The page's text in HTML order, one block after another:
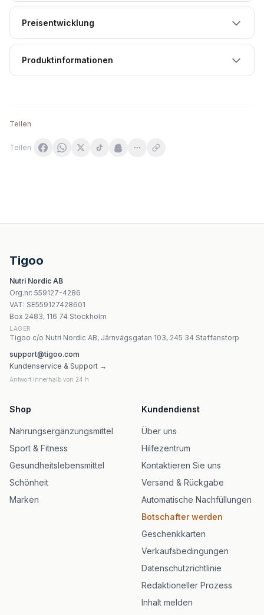
Preisentwicklung
Produktinformationen
Teilen
Teilen
Asepta - Inositol - 100 kapslar
Kaged Muscle - L-Citrulline Pulver 200g
OstroVit - AOL 3000 aminosyrakomplex 3000 mg pulver
MuscleTech Platinum 100% Glutamine - 300g
Tigoo
Nutri Nordic AB
Org.nr: 559127-4286
VAT: SE559127428601
Box 2483, 116 74 Stockholm
LAGER
Tigoo c/o Nutri Nordic AB, Järnvägsgatan 103, 245 34 Staffanstorp
support@tigoo.com
Kundenservice & Support →
Antwort innerhalb von 24 h
Shop
Nahrungsergänzungsmittel
Sport & Fitness
Gesundheitslebensmittel
Schönheit
Marken
Kundendienst
Über uns
Hilfezentrum
Kontaktieren Sie uns
Versand & Rückgabe
Automatische Nachfüllungen
Botschafter werden
Geschenkkarten
Verkaufsbedingungen
Datenschutzrichtlinie
Redaktioneller Prozess
Inhalt melden